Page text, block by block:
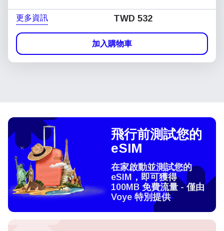
更多資訊 TWD 532
加入購物車
飛行前測試您的
eSIM
在家啟動並測試您的
eSIM，即可獲得
100MB 免費流量 - 僅由
Voye 特別提供